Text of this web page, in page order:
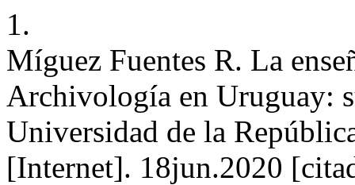
1.
Míguez Fuentes R. La
Archivología en Uruguay:
Universidad de la
[Internet]. 18jun.2020